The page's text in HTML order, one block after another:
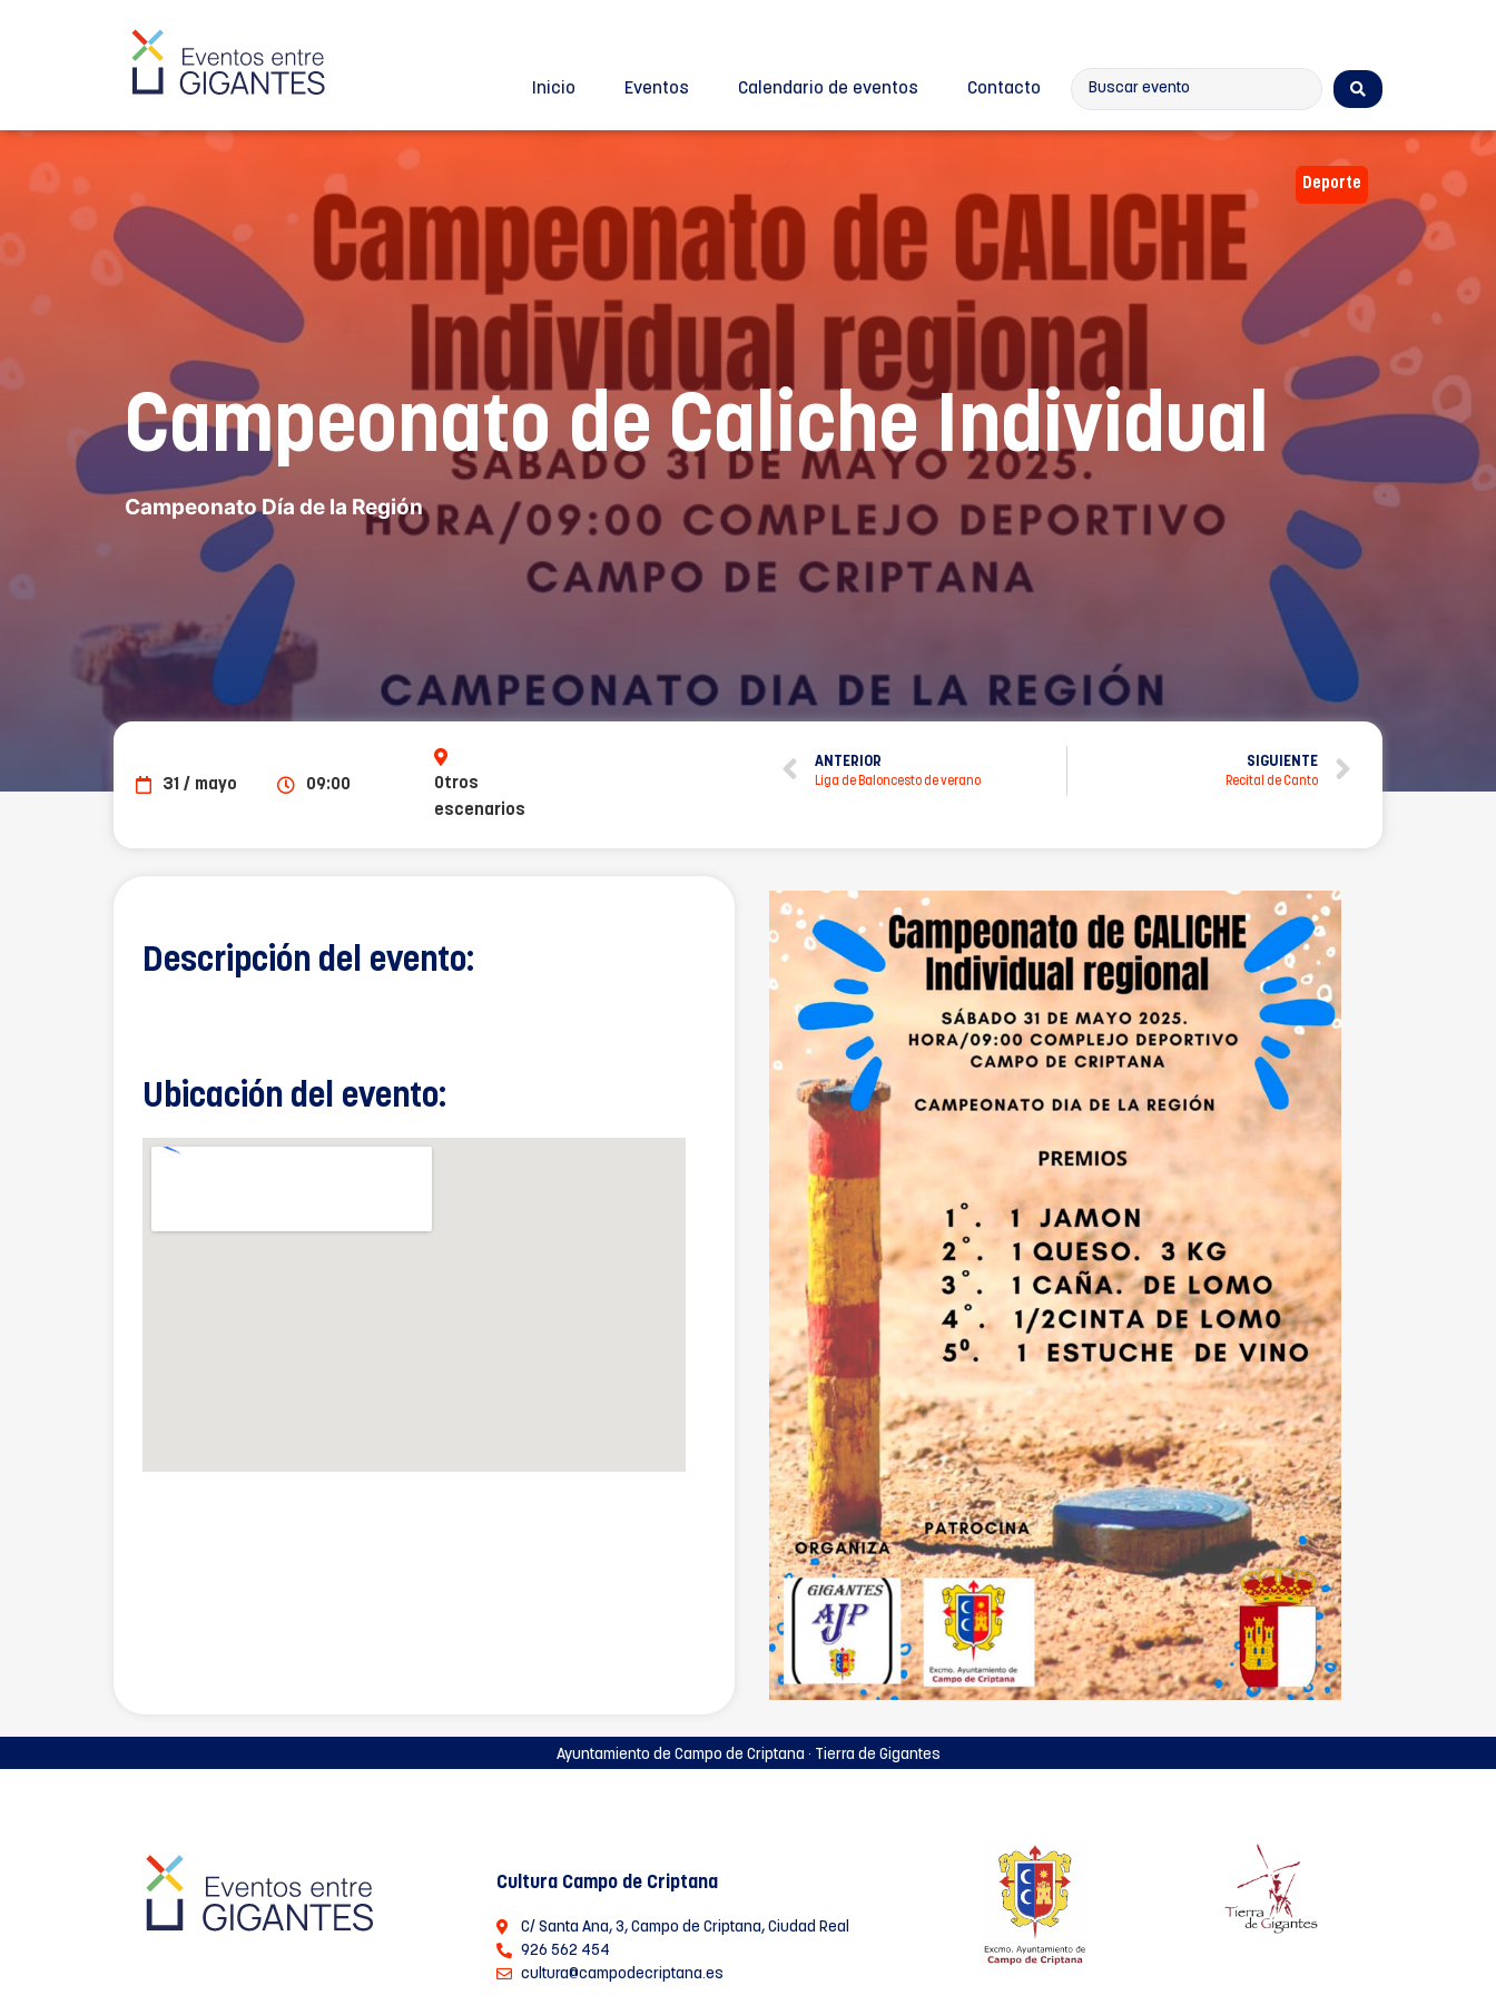
Inicio Eventos Calendario de eventos Contacto
Campeonato de Caliche Individual
Campeonato Día de la Región
Deporte
31 / mayo 09:00
Otros
escenarios
ANTERIOR
Liga de Baloncesto de verano
SIGUIENTE
Recital de Canto
Descripción del evento:
Ubicación del evento:
Ayuntamiento de Campo de Criptana · Tierra de Gigantes
Cultura Campo de Criptana
C/ Santa Ana, 3, Campo de Criptana, Ciudad Real
926 562 454
cultura@campodecriptana.es